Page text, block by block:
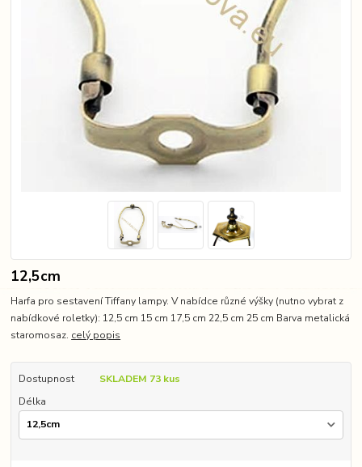
12,5cm
Harfa pro sestavení Tiffany lampy. V nabídce různé výšky (nutno vybrat z
nabídkové roletky): 12,5 cm 15 cm 17,5 cm 22,5 cm 25 cm Barva metalická
staromosaz. celý popis
Dostupnost
SKLADEM 73 kus
Délka